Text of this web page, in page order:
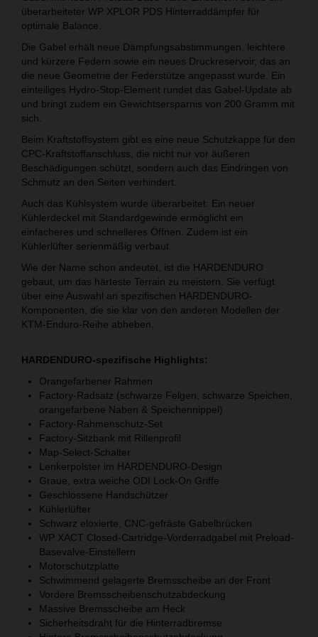
überarbeiteter WP XPLOR PDS Hinterraddämpfer für
optimale Balance.
Die Gabel erhält neue Dämpfungsabstimmungen, leichtere
und kürzere Federn sowie ein neues Druckreservoir, das an
die neue Geometrie der Federstütze angepasst wurde. Ein
einteiliges Hydro-Stop-Element rundet das Gabel-Update ab
und bringt zudem ein Gewichtsersparnis von 200 Gramm mit
sich.
Beim Kraftstoffsystem gibt es eine neue Schutzkappe für den
CPC-Kraftstoffanschluss, die nicht nur vor äußeren
Beschädigungen schützt, sondern auch das Eindringen von
Schmutz an den Seiten verhindert.
Auch das Kühlsystem wurde überarbeitet: Ein neuer
Kühlerdeckel mit Standardgewinde ermöglicht ein
einfacheres und schnelleres Öffnen. Zudem ist ein
Kühlerlüfter serienmäßig verbaut.
Wie der Name schon andeutet, ist die HARDENDURO
gebaut, um das härteste Terrain zu meistern. Sie verfügt
über eine Auswahl an spezifischen HARDENDURO-
Komponenten, die sie klar von den anderen Modellen der
KTM-Enduro-Reihe abheben.
HARDENDURO-spezifische Highlights:
Orangefarbener Rahmen
Factory-Radsatz (schwarze Felgen, schwarze Speichen,
orangefarbene Naben & Speichennippel)
Factory-Rahmenschutz-Set
Factory-Sitzbank mit Rillenprofil
Map-Select-Schalter
Lenkerpolster im HARDENDURO-Design
Graue, extra weiche ODI Lock-On Griffe
Geschlossene Handschützer
Kühlerlüfter
Schwarz eloxierte, CNC-gefräste Gabelbrücken
WP XACT Closed-Cartridge-Vorderradgabel mit Preload-
Basevalve-Einstellern
Motorschutzplatte
Schwimmend gelagerte Bremsscheibe an der Front
Vordere Bremsscheibenschutzabdeckung
Massive Bremsscheibe am Heck
Sicherheitsdraht für die Hinterradbremse